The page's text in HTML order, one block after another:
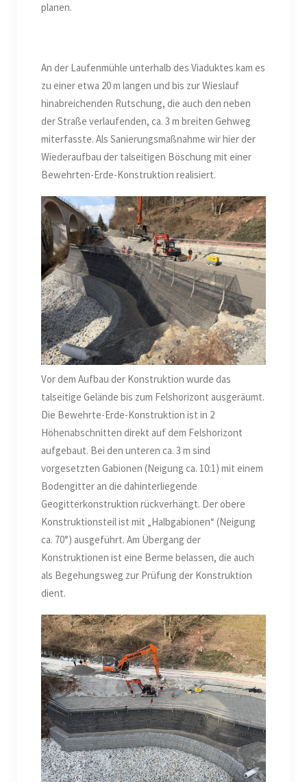
planen.
An der Laufenmühle unterhalb des Viaduktes kam es
zu einer etwa 20 m langen und bis zur Wieslauf
hinabreichenden Rutschung, die auch den neben
der Straße verlaufenden, ca. 3 m breiten Gehweg
miterfasste. Als Sanierungsmaßnahme wir hier der
Wiederaufbau der talseitigen Böschung mit einer
Bewehrten-Erde-Konstruktion realisiert.
Vor dem Aufbau der Konstruktion wurde das
talseitige Gelände bis zum Felshorizont ausgeräumt.
Die Bewehrte-Erde-Konstruktion ist in 2
Höhenabschnitten direkt auf dem Felshorizont
aufgebaut. Bei den unteren ca. 3 m sind
vorgesetzten Gabionen (Neigung ca. 10:1) mit einem
Bodengitter an die dahinterliegende
Geogitterkonstruktion rückverhängt. Der obere
Konstruktionsteil ist mit „Halbgabionen“ (Neigung
ca. 70°) ausgeführt. Am Übergang der
Konstruktionen ist eine Berme belassen, die auch
als Begehungsweg zur Prüfung der Konstruktion
dient.